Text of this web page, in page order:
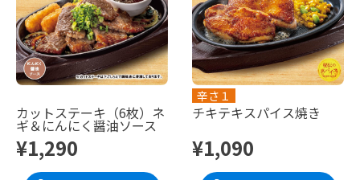
カットステーキ（6枚）ネ
ギ＆にんにく醤油ソース
¥1,290
辛さ１
チキテキスパイス焼き
¥1,090